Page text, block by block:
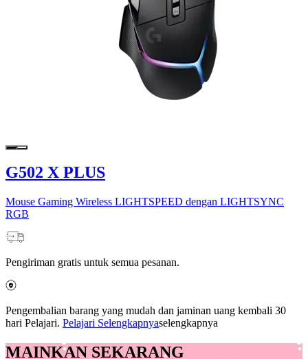
G502 X PLUS
Mouse Gaming Wireless LIGHTSPEED dengan LIGHTSYNC
RGB
Pengiriman gratis untuk semua pesanan.
Pengembalian barang yang mudah dan jaminan uang kembali 30
hari Pelajari. Pelajari Selengkapnyaselengkapnya
MAINKAN SEKARANG